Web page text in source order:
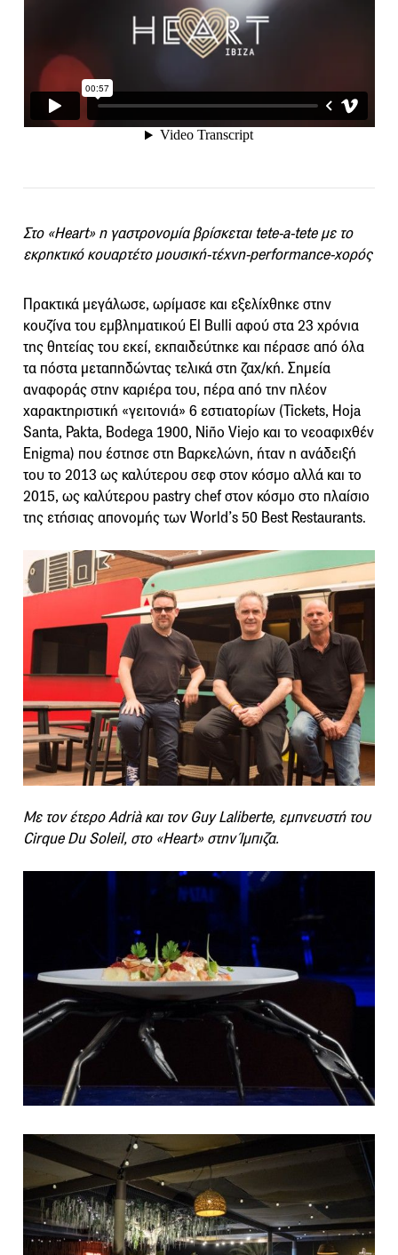
Στο «Heart» η γαστρονομία βρίσκεται tete-a-tete με το
εκρηκτικό κουαρτέτο μουσική-τέχνη-performance-χορός
Πρακτικά μεγάλωσε, ωρίμασε και εξελίχθηκε στην
κουζίνα του εμβληματικού El Bulli αφού στα 23 χρόνια
της θητείας του εκεί, εκπαιδεύτηκε και πέρασε από όλα
τα πόστα μεταπηδώντας τελικά στη ζαχ/κή. Σημεία
αναφοράς στην καριέρα του, πέρα από την πλέον
χαρακτηριστική «γειτονιά» 6 εστιατορίων (Tickets, Hoja
Santa, Pakta, Bodega 1900, Niño Viejo και το νεοαφιχθέν
Enigma) που έστησε στη Βαρκελώνη, ήταν η ανάδειξή
του το 2013 ως καλύτερου σεφ στον κόσμο αλλά και το
2015, ως καλύτερου pastry chef στον κόσμο στο πλαίσιο
της ετήσιας απονομής των World’s 50 Best Restaurants.
Με τον έτερο Adrià και τον Guy Laliberte, εμπνευστή του
Cirque Du Soleil, στο «Heart» στην Ίμπιζα.